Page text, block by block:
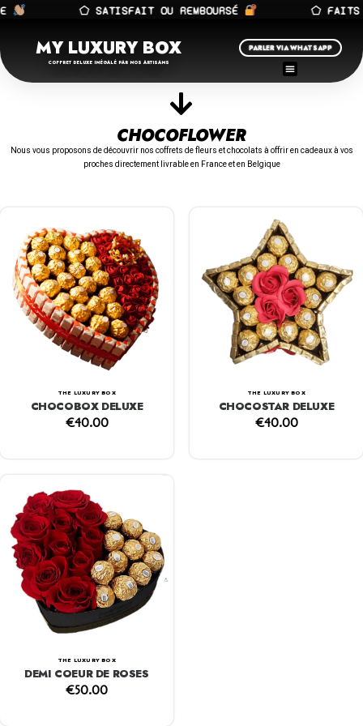
⬠ SATISFAIT OU REMBOURSÉ ⬠ FAITS
MY LUXURY BOX
COFFRET DELUXE INÉGALÉ PAR NOS ARTISANS
PARLER VIA WHATSAPP
CHOCOFLOWER
Nous vous proposons de découvrir nos coffrets de fleurs et chocolats à offrir en cadeaux à vos
proches directement livrable en France et en Belgique
THE LUXURY BOX
CHOCOBOX DELUXE
€40.00
THE LUXURY BOX
CHOCOSTAR DELUXE
€40.00
THE LUXURY BOX
DEMI COEUR DE ROSES
€50.00